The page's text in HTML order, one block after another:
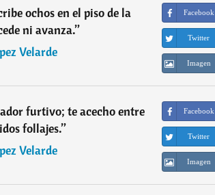
ochos en el piso de la
ni avanza.”
Velarde
Facebook
Twitter
Imagen
furtivo; te acecho entre
follajes.”
Velarde
Facebook
Twitter
Imagen